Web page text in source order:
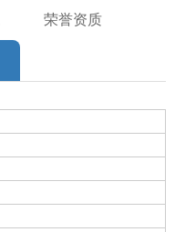
荣誉资质